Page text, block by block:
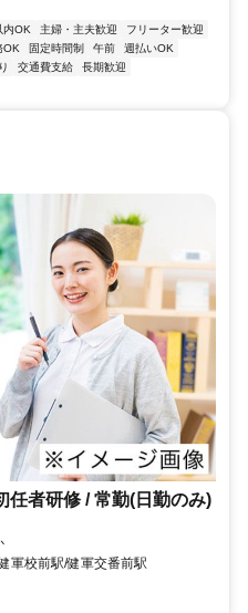
内OK 主婦・主夫歓迎
フリーター歓迎
OK 固定時間制 午前
週払いOK
交通費支給
長期歓迎
任者研修 / 常勤(日勤のみ)
軍校前駅/健軍交番前駅